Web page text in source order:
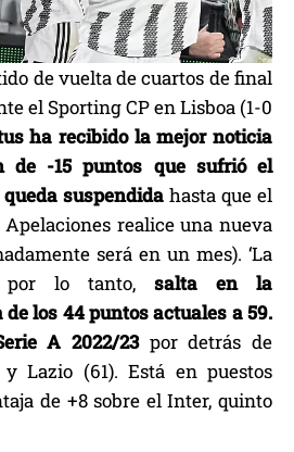
de vuelta de cuartos de final
el Sporting CP en Lisboa (1-0
ha recibido la mejor noticia
de -15 puntos que sufrió el
suspendida hasta que el
realice una nueva
será en un mes). ‘La
por lo tanto, salta en la
los 44 puntos actuales a 59.
A 2022/23por detrás de
Lazio (61). Está en puestos
de +8 sobre el Inter, quinto